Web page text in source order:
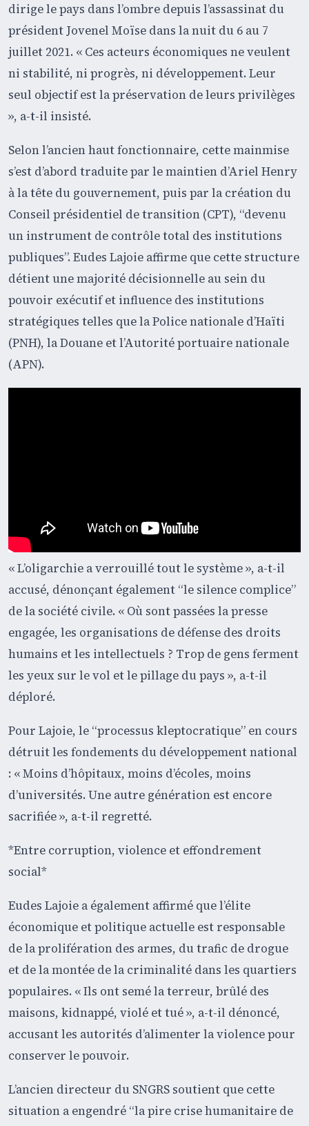
dirige le pays dans l’ombre depuis l’assassinat du
président Jovenel Moïse dans la nuit du 6 au 7
juillet 2021. « Ces acteurs économiques ne veulent
ni stabilité, ni progrès, ni développement. Leur
seul objectif est la préservation de leurs privilèges
», a-t-il insisté.
Selon l’ancien haut fonctionnaire, cette mainmise
s’est d’abord traduite par le maintien d’Ariel Henry
à la tête du gouvernement, puis par la création du
Conseil présidentiel de transition (CPT), “devenu
un instrument de contrôle total des institutions
publiques”. Eudes Lajoie affirme que cette structure
détient une majorité décisionnelle au sein du
pouvoir exécutif et influence des institutions
stratégiques telles que la Police nationale d’Haïti
(PNH), la Douane et l’Autorité portuaire nationale
(APN).
« L’oligarchie a verrouillé tout le système », a-t-il
accusé, dénonçant également “le silence complice”
de la société civile. « Où sont passées la presse
engagée, les organisations de défense des droits
humains et les intellectuels ? Trop de gens ferment
les yeux sur le vol et le pillage du pays », a-t-il
déploré.
Pour Lajoie, le “processus kleptocratique” en cours
détruit les fondements du développement national
: « Moins d’hôpitaux, moins d’écoles, moins
d’universités. Une autre génération est encore
sacrifiée », a-t-il regretté.
*Entre corruption, violence et effondrement
social*
Eudes Lajoie a également affirmé que l’élite
économique et politique actuelle est responsable
de la prolifération des armes, du trafic de drogue
et de la montée de la criminalité dans les quartiers
populaires. « Ils ont semé la terreur, brûlé des
maisons, kidnappé, violé et tué », a-t-il dénoncé,
accusant les autorités d’alimenter la violence pour
conserver le pouvoir.
L’ancien directeur du SNGRS soutient que cette
situation a engendré “la pire crise humanitaire de